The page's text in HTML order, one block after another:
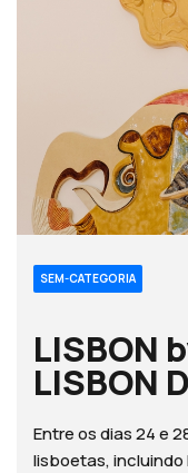
SEM-CATEGORIA
LISBON
LISBON
Entre os dias 24 e
lisboetas, incluindo